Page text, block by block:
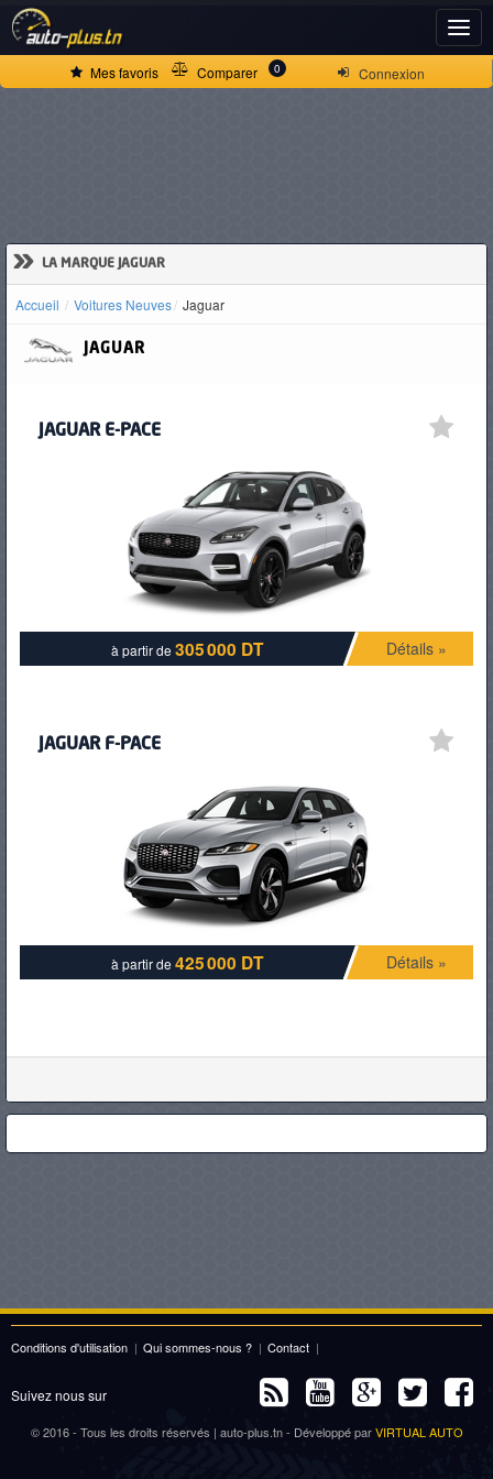
Connexion
Mes favoris Comparer 0
» LA MARQUE JAGUAR
Accueil Voitures Neuves Jaguar
JAGUAR
JAGUAR E-PACE
à partir de 305 000 DT Détails »
JAGUAR F-PACE
à partir de 425 000 DT Détails »
Conditions d'utilisation | Qui sommes-nous ? | Contact |
Suivez nous sur
© 2016 - Tous les droits réservés | auto-plus.tn - Développé parVIRTUAL AUTO
ACCUEIL
D'OCCASION
CAMIONS